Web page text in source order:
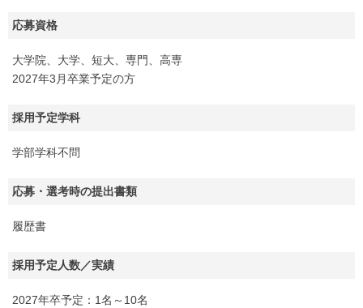
応募資格
大学院、大学、短大、専門、高専
2027年3月卒業予定の方
採用予定学科
学部学科不問
応募・選考時の提出書類
履歴書
採用予定人数／実績
2027年卒予定：1名～10名